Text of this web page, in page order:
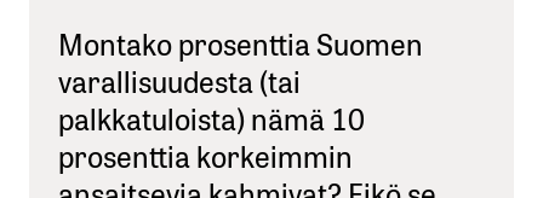
Montako prosenttia Suomen
varallisuudesta (tai
palkkatuloista) nämä 10
prosenttia korkeimmin